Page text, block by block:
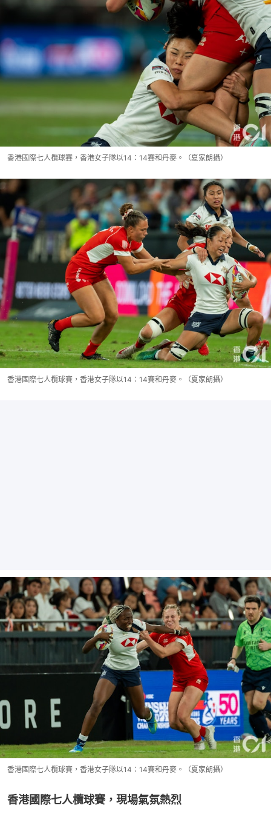
香港國際七人欖球賽，香港女子隊以14：14賽和丹麥。（夏家朗攝）
香港國際七人欖球賽，香港女子隊以14：14賽和丹麥。（夏家朗攝）
香港國際七人欖球賽，香港女子隊以14：14賽和丹麥。（夏家朗攝）
香港國際七人欖球賽，現場氣氛熱烈